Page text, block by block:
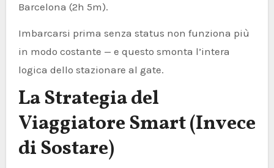
Barcelona (2h 5m).
Imbarcarsi prima senza status non funziona più
in modo costante — e questo smonta l’intera
logica dello stazionare al gate.
La Strategia del
Viaggiatore Smart (Invece
di Sostare)